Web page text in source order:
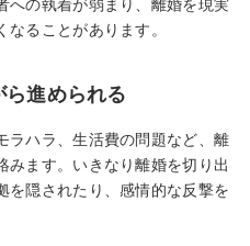
への執着が弱まり、離婚を現実
ることがあります。
進められる
ラハラ、生活費の問題など、離
みます。いきなり離婚を切り出
を隠されたり、感情的な反撃を